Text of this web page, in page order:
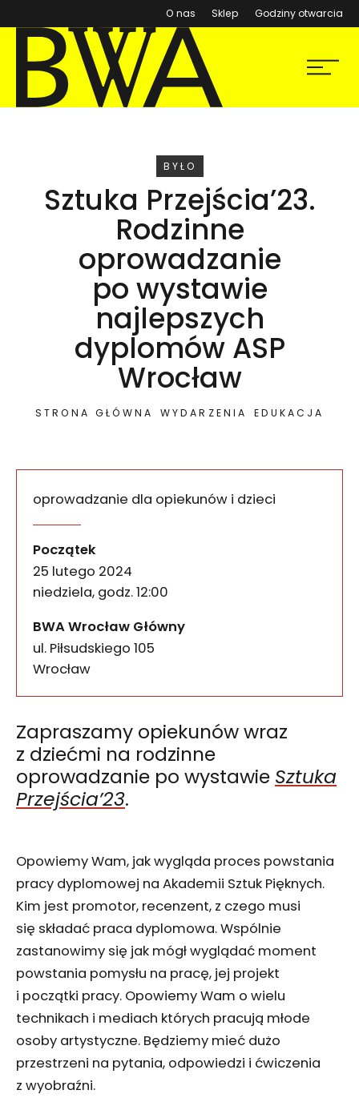
O nas Sklep (otwiera się w nowym
Godziny otwarcia
BWA Wrocław
Galerie Sztuki Współczesnej
Menu
WYDARZENIE
BYŁO
Sztuka Przejścia’23.
Rodzinne
oprowadzanie
po wystawie
najlepszych
dyplomów ASP
Wrocław
STRONA GŁÓWNA WYDARZENIA EDUKACJA
oprowadzanie dla opiekunów i dzieci
Początek
25 lutego 2024
niedziela, godz. 12:00
BWA Wrocław Główny
ul. Piłsudskiego 105
50-085
Wrocław
Zapraszamy opiekunów wraz
z dziećmi na rodzinne
oprowadzanie po wystawie Sztuka
Przejścia’23.
Opowiemy Wam, jak wygląda proces powstania
pracy dyplomowej na Akademii Sztuk Pięknych.
Kim jest promotor, recenzent, z czego musi
się składać praca dyplomowa. Wspólnie
zastanowimy się jak mógł wyglądać moment
powstania pomysłu na pracę, jej projekt
i początki pracy. Opowiemy Wam o wielu
technikach i mediach których pracują młode
osoby artystyczne. Będziemy mieć dużo
przestrzeni na pytania, odpowiedzi i ćwiczenia
z wyobraźni.